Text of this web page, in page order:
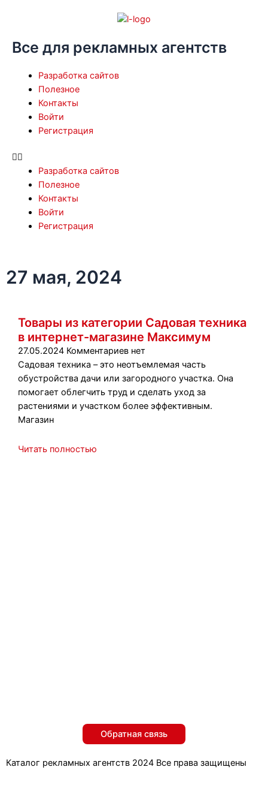
Все для рекламных агентств
Разработка сайтов
Полезное
Контакты
Войти
Регистрация
Menu
Разработка сайтов
Полезное
Контакты
Войти
Регистрация
27 мая, 2024
Товары из категории Садовая техника
в интернет-магазине Максимум
27.05.2024 Комментариев нет
Садовая техника – это неотъемлемая часть
обустройства дачи или загородного участка. Она
помогает облегчить труд и сделать уход за
растениями и участком более эффективным.
Магазин
Читать полностью
Обратная связь
Каталог рекламных агентств 2024 Все права защищены